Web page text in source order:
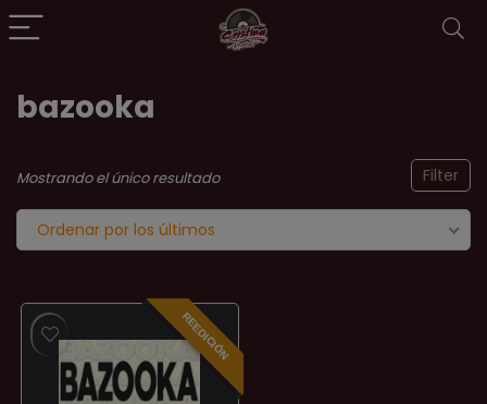
bazooka
Filter
Mostrando el único resultado
Ordenar por los últimos
REEDICIÓN